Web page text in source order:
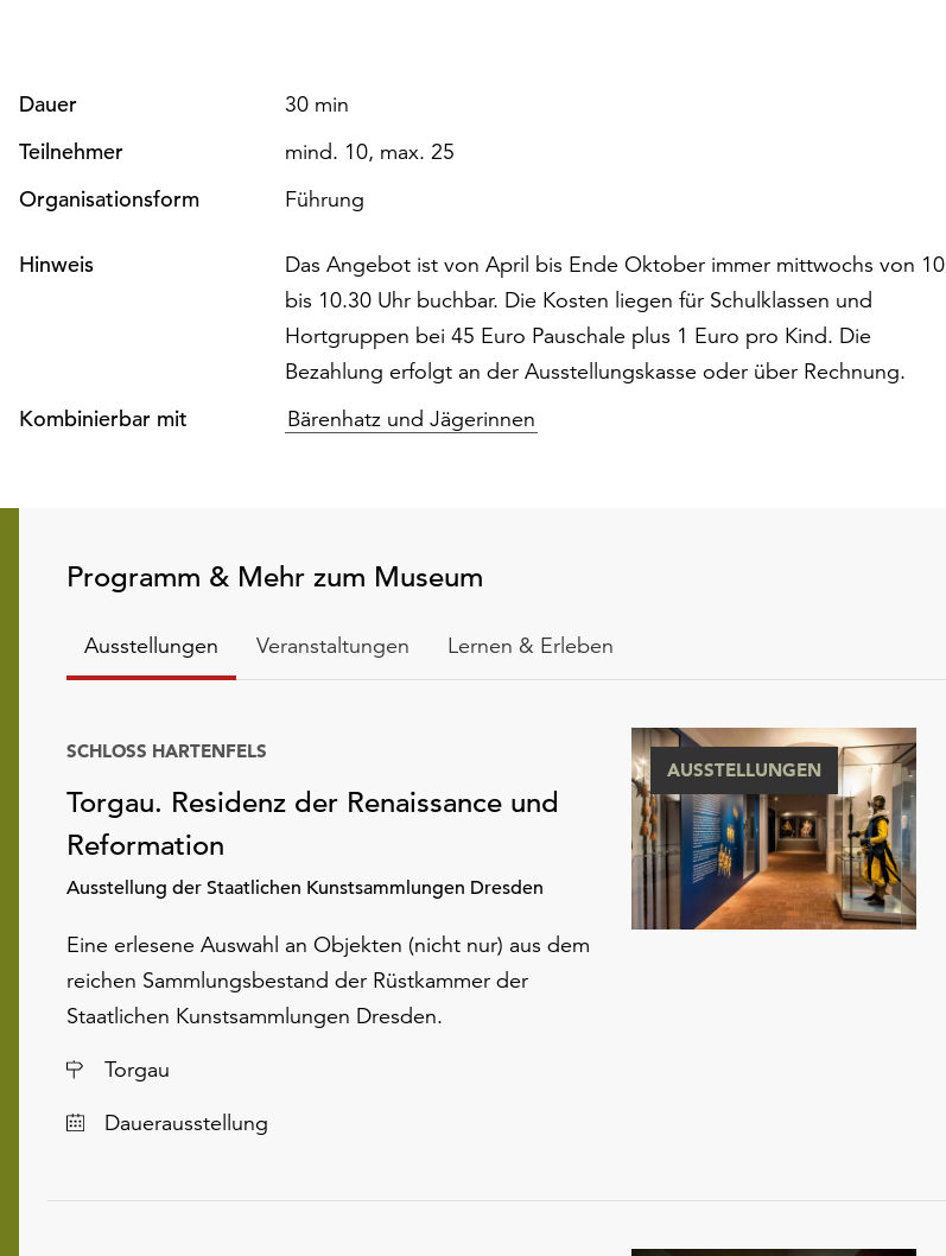
Dauer
30 min
Teilnehmer
mind. 10, max. 25
Organisationsform
Führung
Hinweis
Das Angebot ist von April bis Ende Oktober immer mittwochs von 10
bis 10.30 Uhr buchbar. Die Kosten liegen für Schulklassen und
Hortgruppen bei 45 Euro Pauschale plus 1 Euro pro Kind. Die
Bezahlung erfolgt an der Ausstellungskasse oder über Rechnung.
Kombinierbar mit
Bärenhatz und Jägerinnen
Programm & Mehr zum Museum
Ausstellungen Veranstaltungen Lernen & Erleben
Torgau. Residenz der Renaissance und
Reformation
Ausstellung der Staatlichen Kunstsammlungen Dresden
SCHLOSS HARTENFELS
Eine erlesene Auswahl an Objekten (nicht nur) aus dem
reichen Sammlungsbestand der Rüstkammer der
Staatlichen Kunstsammlungen Dresden.
Ort
Torgau
Datum
Dauerausstellung
AUSSTELLUNGEN